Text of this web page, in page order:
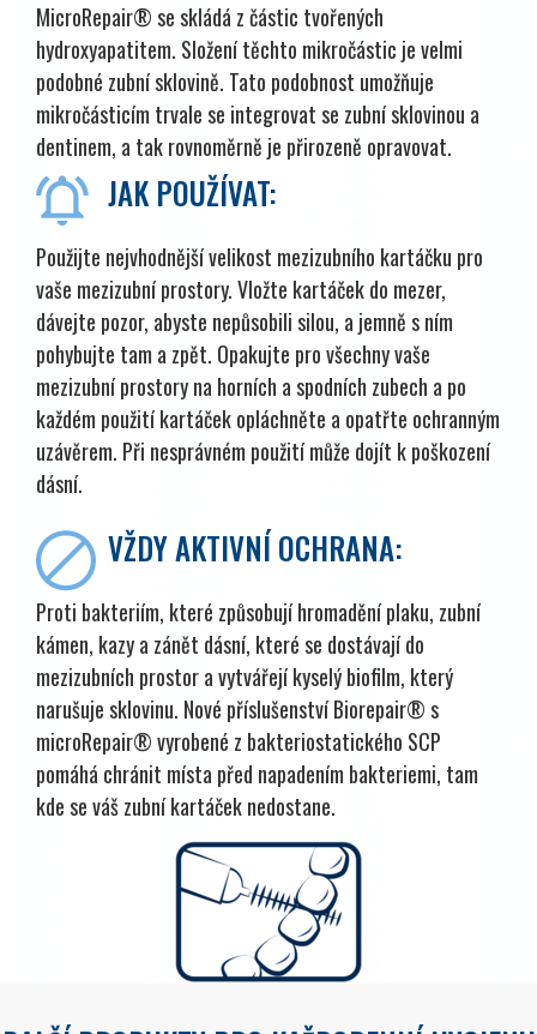
MicroRepair® se skládá z částic tvořených
hydroxyapatitem. Složení těchto mikročástic je velmi
podobné zubní sklovině. Tato podobnost umožňuje
mikročásticím trvale se integrovat se zubní sklovinou a
dentinem, a tak rovnoměrně je přirozeně opravovat.
JAK POUŽÍVAT:
Použijte nejvhodnější velikost mezizubního kartáčku pro
vaše mezizubní prostory. Vložte kartáček do mezer,
dávejte pozor, abyste nepůsobili silou, a jemně s ním
pohybujte tam a zpět. Opakujte pro všechny vaše
mezizubní prostory na horních a spodních zubech a po
každém použití kartáček opláchněte a opatřte ochranným
uzávěrem. Při nesprávném použití může dojít k poškození
dásní.
VŽDY AKTIVNÍ OCHRANA:
Proti bakteriím, které způsobují hromadění plaku, zubní
kámen, kazy a zánět dásní, které se dostávají do
mezizubních prostor a vytvářejí kyselý biofilm, který
narušuje sklovinu. Nové příslušenství Biorepair® s
microRepair® vyrobené z bakteriostatického SCP
pomáhá chránit místa před napadením bakteriemi, tam
kde se váš zubní kartáček nedostane.